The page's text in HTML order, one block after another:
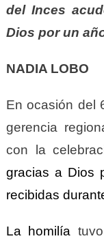
del Inces
Dios por un
NADIA LOBO
En ocasión del
gerencia
con la
gracias a Dios
recibidas
La homilía